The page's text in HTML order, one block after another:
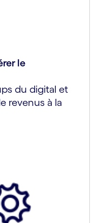
le
du digital et
revenus à la